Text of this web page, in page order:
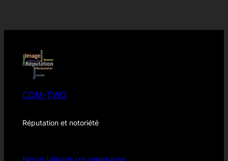
COM-TWO
Réputation et notoriété